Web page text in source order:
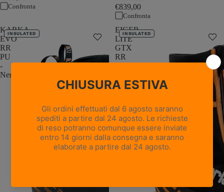
Confronta €839,00
Confronta
KARKA
EVO
RR
PU
-
Nero/Arancio
INSULATED
EIGER
LITE
GTX
RR
-
INSULATED